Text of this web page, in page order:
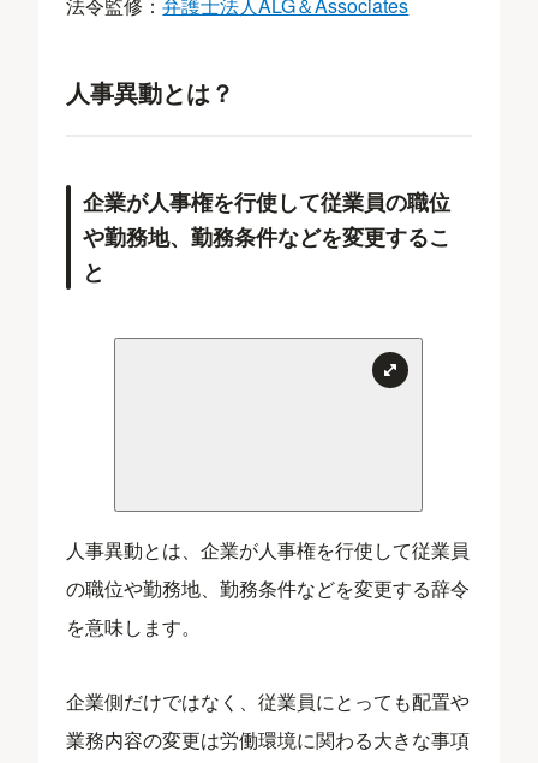
人事異動とは？
企業が人事権を行使して従業員の職位
や勤務地、勤務条件などを変更するこ
と
人事異動とは、企業が人事権を行使して従業員
の職位や勤務地、勤務条件などを変更する辞令
を意味します。
企業側だけではなく、従業員にとっても配置や
業務内容の変更は労働環境に関わる大きな事項